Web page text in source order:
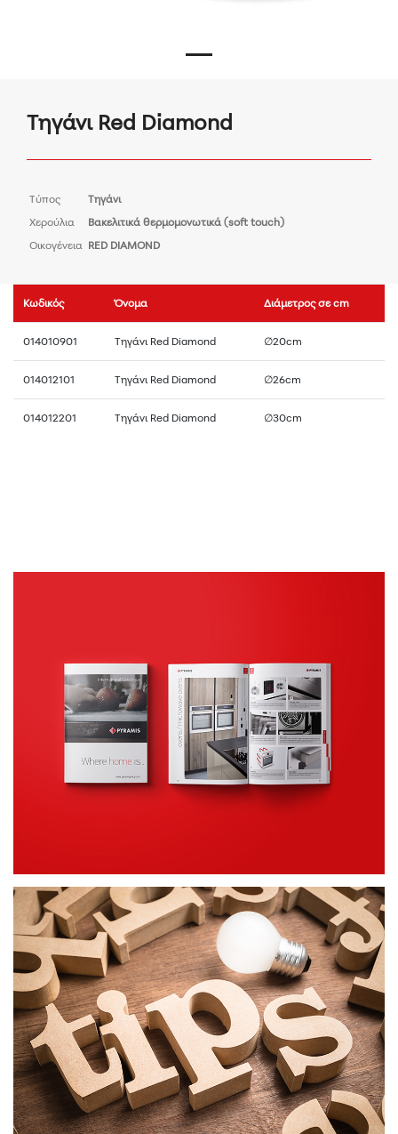
Τηγάνι Red Diamond
Τύπος
Τηγάνι
Χερούλια
Βακελιτικά θερμομονωτικά (soft touch)
Οικογένεια RED DIAMOND
Κωδικός Όνομα Διάμετρος σε cm
014010901 Τηγάνι Red Diamond ∅20cm
014012101 Τηγάνι Red Diamond ∅26cm
014012201 Τηγάνι Red Diamond ∅30cm
Κατάλογοι
ΕΝΤΥΠΟ ΥΛΙΚΟ
ΕΞΥΠΝΕΣ ΣΥΜΒΟΥΛΕΣ
ΔΗΜΙΟΥΡΓΙΚΟ ΠΕΡΙΕΧΟΜΕΝΟ